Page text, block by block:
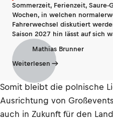
Sommerzeit, Ferienzeit, Saure-
Wochen, in welchen
Fahrerwechsel diskutiert
Saison 2027 hin lässt auf sich
Mathias Brunner
Weiterlesen
Somit bleibt die polnische
Ausrichtung von
auch in Zukunft für den